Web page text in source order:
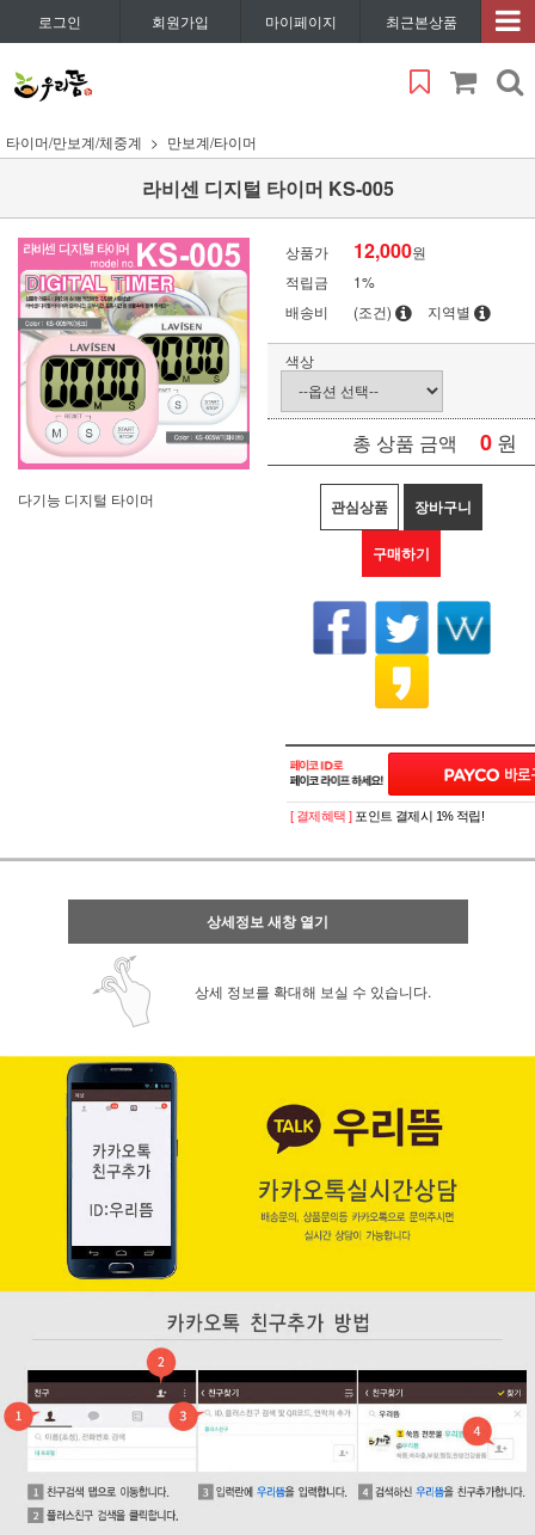
로그인 회원가입 마이페이지 최근본상품
타이머/만보계/체중계 만보계/타이머
라비센 디지털 타이머 KS-005
다기능 디지털 타이머
상품가 12,000원
적립금
1%
배송비
(조건) 지역별
색상
총 상품 금액 0 원
관심상품 장바구니
구매하기
[ 결제혜택 ] 포인트 결제시 1% 적립!
상세정보 새창 열기
상세 정보를 확대해 보실 수 있습니다.